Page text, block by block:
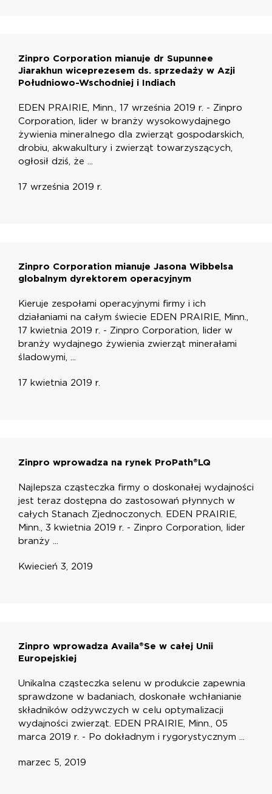
Zinpro Corporation mianuje dr Supunnee
Jiarakhun wiceprezesem ds. sprzedaży w Azji
Południowo-Wschodniej i Indiach
EDEN PRAIRIE, Minn., 17 września 2019 r. - Zinpro
Corporation, lider w branży wysokowydajnego
żywienia mineralnego dla zwierząt gospodarskich,
drobiu, akwakultury i zwierząt towarzyszących,
ogłosił dziś, że ...
17 września 2019 r.
Zinpro Corporation mianuje Jasona Wibbelsa
globalnym dyrektorem operacyjnym
Kieruje zespołami operacyjnymi firmy i ich
działaniami na całym świecie EDEN PRAIRIE, Minn.,
17 kwietnia 2019 r. - Zinpro Corporation, lider w
branży wydajnego żywienia zwierząt minerałami
śladowymi, ...
17 kwietnia 2019 r.
Zinpro wprowadza na rynek ProPath®LQ
Najlepsza cząsteczka firmy o doskonałej wydajności
jest teraz dostępna do zastosowań płynnych w
całych Stanach Zjednoczonych. EDEN PRAIRIE,
Minn., 3 kwietnia 2019 r. - Zinpro Corporation, lider
branży ...
Kwiecień 3, 2019
Zinpro wprowadza Availa®Se w całej Unii
Europejskiej
Unikalna cząsteczka selenu w produkcie zapewnia
sprawdzone w badaniach, doskonałe wchłanianie
składników odżywczych w celu optymalizacji
wydajności zwierząt. EDEN PRAIRIE, Minn., 05
marca 2019 r. - Po dokładnym i rygorystycznym ...
marzec 5, 2019